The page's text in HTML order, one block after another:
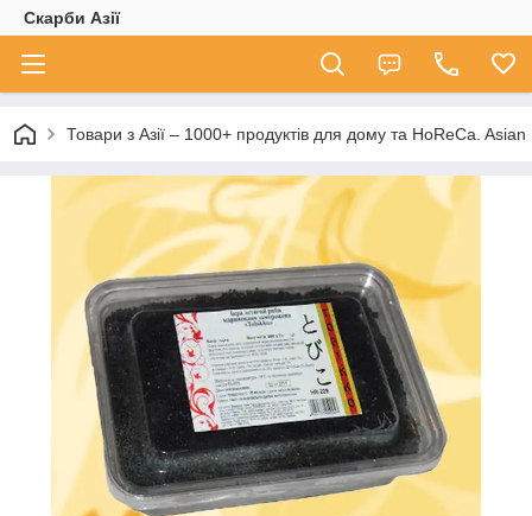
Скарби Азії
Товари з Азії – 1000+ продуктів для дому та HoReCa.